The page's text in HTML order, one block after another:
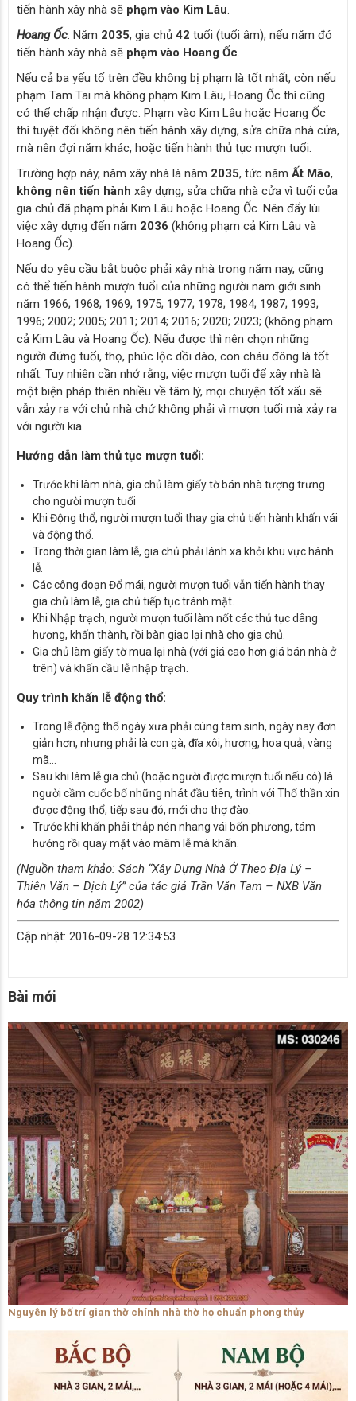
tiến hành xây nhà sẽ phạm vào Kim Lâu.
Hoang Ốc: Năm 2035, gia chủ 42 tuổi (tuổi âm), nếu năm đó
tiến hành xây nhà sẽ phạm vào Hoang Ốc.
Nếu cả ba yếu tố trên đều không bị phạm là tốt nhất, còn nếu
phạm Tam Tai mà không phạm Kim Lâu, Hoang Ốc thì cũng
có thể chấp nhận được. Phạm vào Kim Lâu hoặc Hoang Ốc
thì tuyệt đối không nên tiến hành xây dựng, sửa chữa nhà cửa,
mà nên đợi năm khác, hoặc tiến hành thủ tục mượn tuổi.
Trường hợp này, năm xây nhà là năm 2035, tức năm Ất Mão,
không nên tiến hành xây dựng, sửa chữa nhà cửa vì tuổi của
gia chủ đã phạm phải Kim Lâu hoặc Hoang Ốc. Nên đẩy lùi
việc xây dựng đến năm 2036 (không phạm cả Kim Lâu và
Hoang Ốc).
Nếu do yêu cầu bắt buộc phải xây nhà trong năm nay, cũng
có thể tiến hành mượn tuổi của những người nam giới sinh
năm 1966; 1968; 1969; 1975; 1977; 1978; 1984; 1987; 1993;
1996; 2002; 2005; 2011; 2014; 2016; 2020; 2023; (không phạm
cả Kim Lâu và Hoang Ốc). Nếu được thì nên chọn những
người đứng tuổi, thọ, phúc lộc dồi dào, con cháu đông là tốt
nhất. Tuy nhiên cần nhớ rằng, việc mượn tuổi để xây nhà là
một biện pháp thiên nhiều về tâm lý, mọi chuyện tốt xấu sẽ
vẫn xảy ra với chủ nhà chứ không phải vì mượn tuổi mà xảy ra
với người kia.
Hướng dẫn làm thủ tục mượn tuổi:
Trước khi làm nhà, gia chủ làm giấy tờ bán nhà tượng trưng
cho người mượn tuổi
Khi Động thổ, người mượn tuổi thay gia chủ tiến hành khấn vái
và động thổ.
Trong thời gian làm lễ, gia chủ phải lánh xa khỏi khu vực hành
lễ.
Các công đoạn Đổ mái, người mượn tuổi vẫn tiến hành thay
gia chủ làm lễ, gia chủ tiếp tục tránh mặt.
Khi Nhập trạch, người mượn tuổi làm nốt các thủ tục dâng
hương, khấn thành, rồi bàn giao lại nhà cho gia chủ.
Gia chủ làm giấy tờ mua lại nhà (với giá cao hơn giá bán nhà ở
trên) và khấn cầu lễ nhập trạch.
Quy trình khấn lễ động thổ:
Trong lễ động thổ ngày xưa phải cúng tam sinh, ngày nay đơn
giản hơn, nhưng phải là con gà, đĩa xôi, hương, hoa quả, vàng
mã…
Sau khi làm lễ gia chủ (hoặc người được mượn tuổi nếu có) là
người cầm cuốc bổ những nhát đầu tiên, trình với Thổ thần xin
được động thổ, tiếp sau đó, mới cho thợ đào.
Trước khi khấn phải thắp nén nhang vái bốn phương, tám
hướng rồi quay mặt vào mâm lễ mà khấn.
(Nguồn tham khảo: Sách “Xây Dựng Nhà Ở Theo Địa Lý –
Thiên Văn – Dịch Lý” của tác giả Trần Văn Tam – NXB Văn
hóa thông tin năm 2002)
Cập nhật: 2016-09-28 12:34:53
Bài mới
Nguyên lý bố trí gian thờ chính nhà thờ họ chuẩn phong thủy